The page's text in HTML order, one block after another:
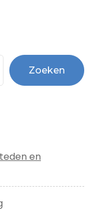
Zoeken
en